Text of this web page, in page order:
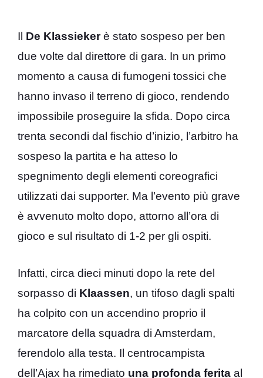
Il De Klassiekerè stato sospeso per ben
due volte dal direttore di gara. In un primo
momento a causa di fumogeni tossici che
hanno invaso il terreno di gioco, rendendo
impossibile proseguire la sfida. Dopo circa
trenta secondi dal fischio d’inizio, l’arbitro ha
sospeso la partita e ha atteso lo
spegnimento degli elementi coreografici
utilizzati dai supporter. Ma l’evento più grave
è avvenuto molto dopo, attorno all’ora di
gioco e sul risultato di 1-2 per gli ospiti.
Infatti, circa dieci minuti dopo la rete del
sorpasso di Klaassen, un tifoso dagli spalti
ha colpito con un accendino proprio il
marcatore della squadra di Amsterdam,
ferendolo alla testa. Il centrocampista
dell’Ajax ha rimediato una profonda ferita al